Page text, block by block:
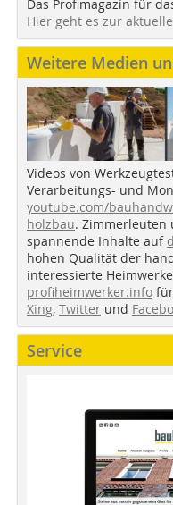
Das Profimagazin für
Hier geht es zur
Weitere Medien
Videos von
Verarbeitungs- und
youtube.com/
holzbau. Zimmerleuten
spannende Inhalte auf
hohen Qualität der
interessierte
profiheimwerker.info
Xing, Twitter und
Service